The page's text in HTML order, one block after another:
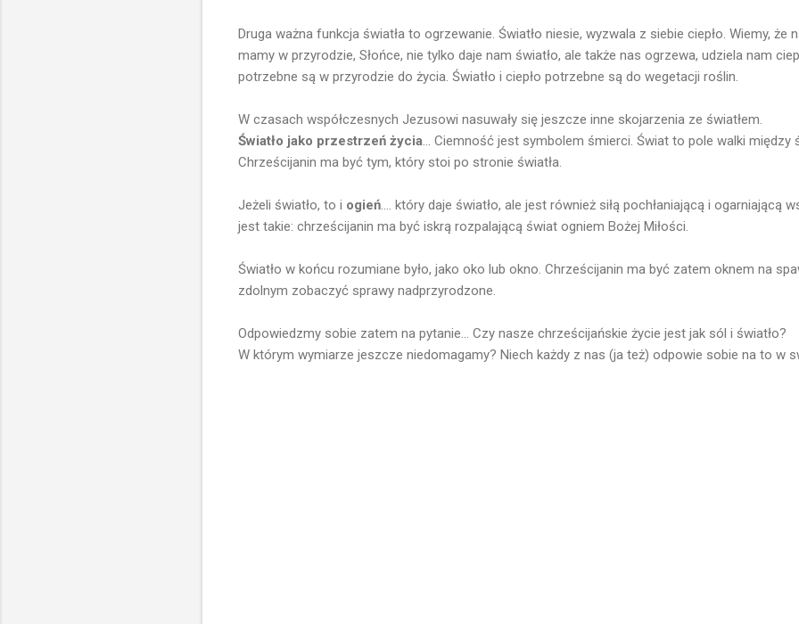
Druga ważna funkcja światła to ogrzewanie. Światło niesie, wyzwala z siebie ciepło. Wiemy, że
mamy w przyrodzie, Słońce, nie tylko daje nam światło, ale także nas ogrzewa, udziela nam
potrzebne są w przyrodzie do życia. Światło i ciepło potrzebne są do wegetacji roślin.
W czasach współczesnych Jezusowi nasuwały się jeszcze inne skojarzenia ze światłem.
Światło jako przestrzeń życia ... Ciemność jest symbolem śmierci. Świat to pole walki między
Chrześcijanin ma być tym, który stoi po stronie światła.
Jeżeli światło, to i ogień .... który daje światło, ale jest również siłą pochłaniającą i ogarniającą
jest takie: chrześcijanin ma być iskrą rozpalającą świat ogniem Bożej Miłości.
Światło w końcu rozumiane było, jako oko lub okno. Chrześcijanin ma być zatem oknem na
zdolnym zobaczyć sprawy nadprzyrodzone.
Odpowiedzmy sobie zatem na pytanie... Czy nasze chrześcijańskie życie jest jak sól i światło?
W którym wymiarze jeszcze niedomagamy? Niech każdy z nas (ja też) odpowie sobie na to w